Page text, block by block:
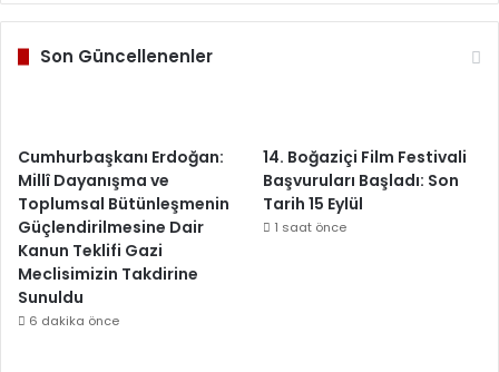
Son Güncellenenler
Cumhurbaşkanı Erdoğan:
Millî Dayanışma ve
Toplumsal Bütünleşmenin
Güçlendirilmesine Dair
Kanun Teklifi Gazi
Meclisimizin Takdirine
Sunuldu
6 dakika önce
14. Boğaziçi Film Festivali
Başvuruları Başladı: Son
Tarih 15 Eylül
1 saat önce